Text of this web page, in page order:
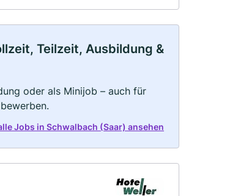
Teilzeit, Ausbildung &
oder als Minijob – auch für
Jobs in Schwalbach (Saar) ansehen